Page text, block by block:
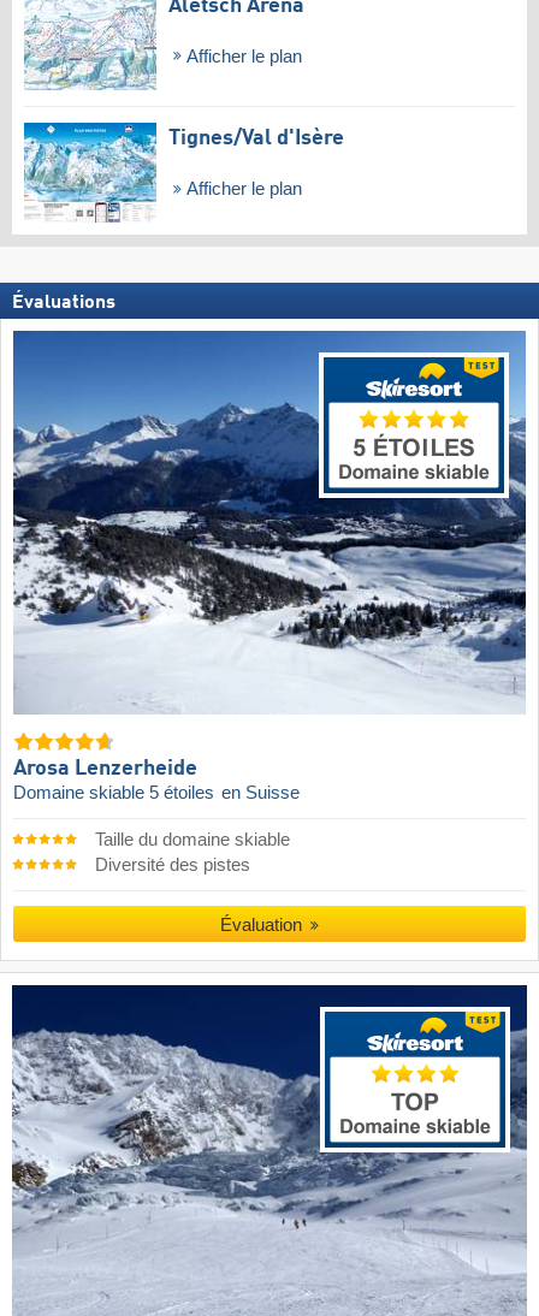
Aletsch Arena
Afficher le plan
Tignes/​Val d'Isère
Afficher le plan
Évaluations
Arosa Lenzerheide
Domaine skiable 5 étoiles en Suisse
Taille du domaine skiable
Diversité des pistes
Évaluation